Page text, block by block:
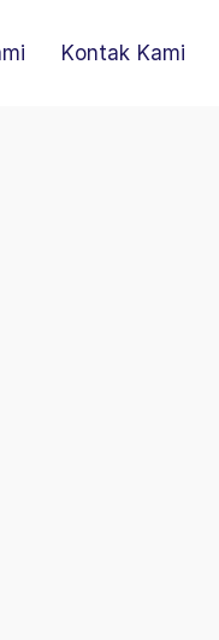
Kontak Kami